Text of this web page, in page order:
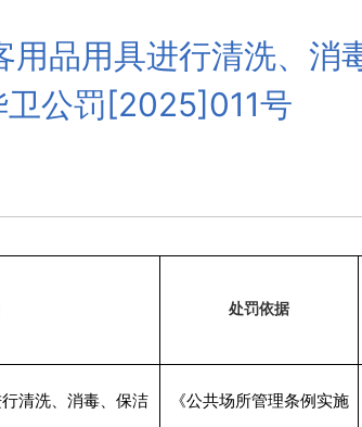
品用具进行清洗、消
卫公罚[2025]011号
处罚依据
清洗、消毒、保洁 《公共场所管理条例实施